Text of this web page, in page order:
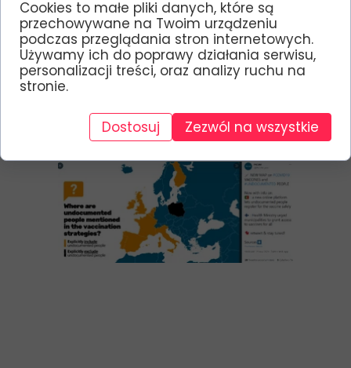
Cooperation on Undocumented Migrants), źródło:
Twitter
PICUM:https://twitter.com/PICUM_post/status/1376444079911936
000/photo/1
Cookies to małe pliki danych, które są
przechowywane na Twoim urządzeniu
podczas przeglądania stron internetowych.
Używamy ich do poprawy działania serwisu,
personalizacji treści, oraz analizy ruchu na
stronie.
Dostosuj Zezwól na wszystkie